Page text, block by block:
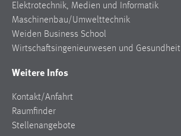
Elektrotechnik, Medien und Informatik
Maschinenbau/Umwelttechnik
Weiden Business School
Wirtschaftsingenieurwesen und Gesundheit
Weitere Infos
Kontakt/Anfahrt
Raumfinder
Stellenangebote
Google Ads
_gcl_au
Anbieter:
Google Ireland Limited